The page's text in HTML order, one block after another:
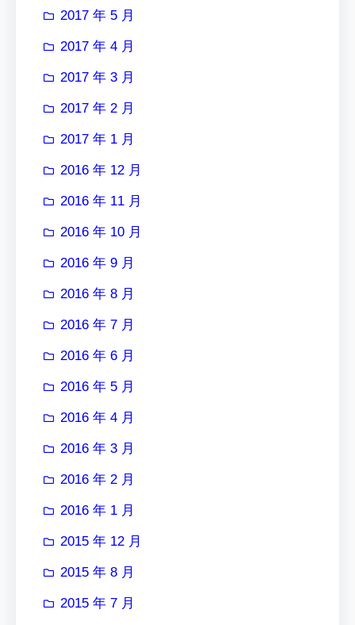
2017 年 5 月
2017 年 4 月
2017 年 3 月
2017 年 2 月
2017 年 1 月
2016 年 12 月
2016 年 11 月
2016 年 10 月
2016 年 9 月
2016 年 8 月
2016 年 7 月
2016 年 6 月
2016 年 5 月
2016 年 4 月
2016 年 3 月
2016 年 2 月
2016 年 1 月
2015 年 12 月
2015 年 8 月
2015 年 7 月